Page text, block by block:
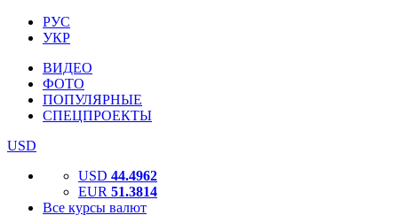
РУС
УКР
ВИДЕО
ФОТО
ПОПУЛЯРНЫЕ
СПЕЦПРОЕКТЫ
USD
USD 44.4962
EUR 51.3814
Все курсы валют